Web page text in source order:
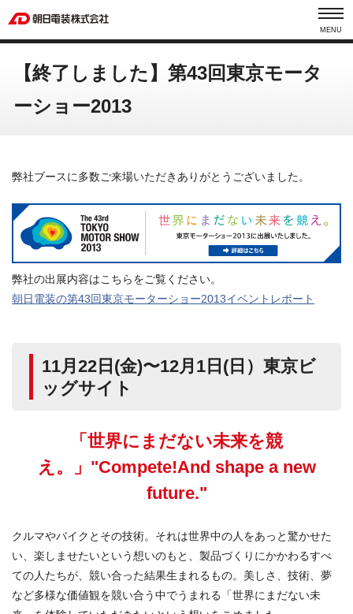
MENU
【終了しました】第43回東京モータ
ーショー2013
弊社ブースに多数ご来場いただきありがとうございました。
弊社の出展内容はこちらをご覧ください。
朝日電装の第43回東京モーターショー2013イベントレポート
11月22日(金)〜12月1日(日）東京ビ
ッグサイト
「世界にまだない未来を競
え。」"Compete!And shape a new
future."
クルマやバイクとその技術。それは世界中の人をあっと驚かせた
い、楽しませたいという想いのもと、製品づくりにかかわるすべ
ての人たちが、競い合った結果生まれるもの。美しさ、技術、夢
など多様な価値観を競い合う中でうまれる「世界にまだない未